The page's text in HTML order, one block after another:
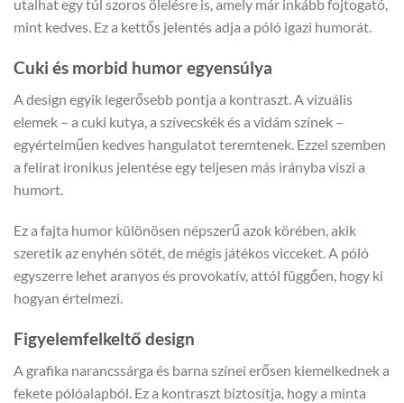
utalhat egy túl szoros ölelésre is, amely már inkább fojtogató,
mint kedves. Ez a kettős jelentés adja a póló igazi humorát.
Cuki és morbid humor egyensúlya
A design egyik legerősebb pontja a kontraszt. A vizuális
elemek – a cuki kutya, a szívecskék és a vidám színek –
egyértelműen kedves hangulatot teremtenek. Ezzel szemben
a felirat ironikus jelentése egy teljesen más irányba viszi a
humort.
Ez a fajta humor különösen népszerű azok körében, akik
szeretik az enyhén sötét, de mégis játékos vicceket. A póló
egyszerre lehet aranyos és provokatív, attól függően, hogy ki
hogyan értelmezi.
Figyelemfelkeltő design
A grafika narancssárga és barna színei erősen kiemelkednek a
fekete pólóalapból. Ez a kontraszt biztosítja, hogy a minta